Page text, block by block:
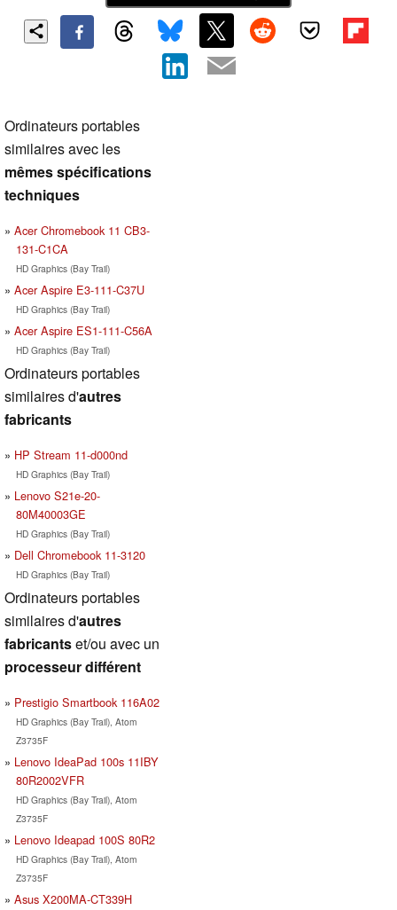
Ordinateurs portables
similaires avec les
mêmes spécifications
techniques
Acer Chromebook 11 CB3-
131-C1CA
HD Graphics (Bay Trail)
Acer Aspire E3-111-C37U
HD Graphics (Bay Trail)
Acer Aspire ES1-111-C56A
HD Graphics (Bay Trail)
Ordinateurs portables
similaires d'autres
fabricants
HP Stream 11-d000nd
HD Graphics (Bay Trail)
Lenovo S21e-20-
80M40003GE
HD Graphics (Bay Trail)
Dell Chromebook 11-3120
HD Graphics (Bay Trail)
Ordinateurs portables
similaires d'autres
fabricantset/ou avec un
processeur différent
Prestigio Smartbook 116A02
HD Graphics (Bay Trail), Atom
Z3735F
Lenovo IdeaPad 100s 11IBY
80R2002VFR
HD Graphics (Bay Trail), Atom
Z3735F
Lenovo Ideapad 100S 80R2
HD Graphics (Bay Trail), Atom
Z3735F
Asus X200MA-CT339H